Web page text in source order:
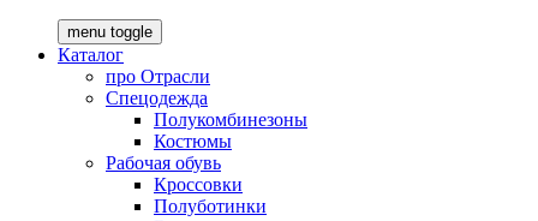
menu toggle
Каталог
про Отрасли
Спецодежда
Полукомбинезоны
Костюмы
Рабочая обувь
Кроссовки
Полуботинки